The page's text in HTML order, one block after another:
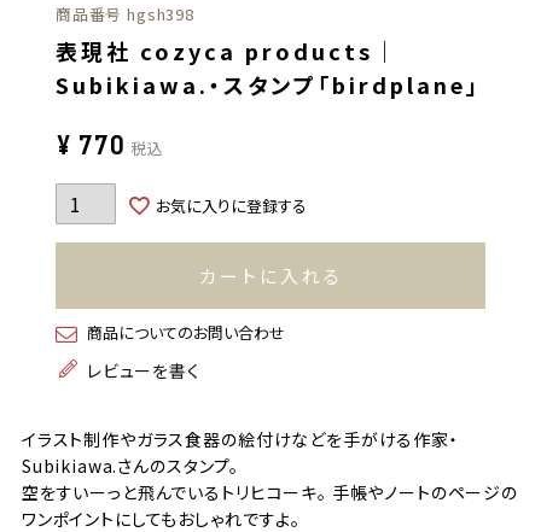
商品番号 hgsh398
表現社 cozyca products｜
Subikiawa.・スタンプ「birdplane」
¥ 770 税込
お気に入りに登録する
カートに入れる
商品についてのお問い合わせ
レビューを書く
イラスト制作やガラス食器の絵付けなどを手がける作家・
Subikiawa.さんのスタンプ。
空をすいーっと飛んでいるトリヒコーキ。 手帳やノートのページの
ワンポイントにしてもおしゃれですよ。